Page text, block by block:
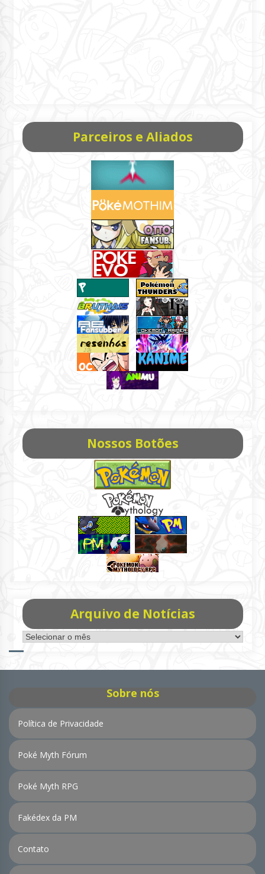
Parceiros e Aliados
Nossos Botões
Arquivo de Notícias
Arquivo
de
Sobre nós
Política de Privacidade
Poké Myth Fórum
Poké Myth RPG
Fakédex da PM
Contato